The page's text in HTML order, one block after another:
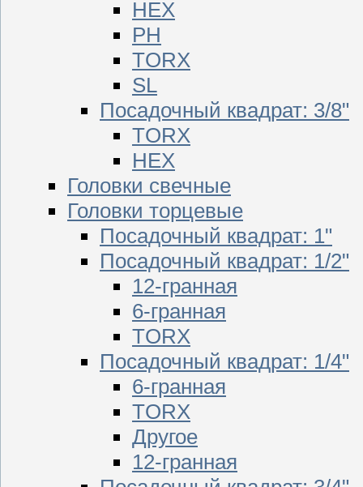
HEX
PH
TORX
SL
Посадочный квадрат: 3/8"
TORX
HEX
Головки свечные
Головки торцевые
Посадочный квадрат: 1"
Посадочный квадрат: 1/2"
12-гранная
6-гранная
TORX
Посадочный квадрат: 1/4"
6-гранная
TORX
Другое
12-гранная